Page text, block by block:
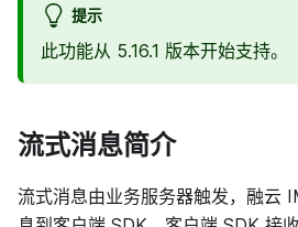
提示
此功能从 5.16.1 版本开始支持。
流式消息简介
流式消息由业务服务器触发，融云